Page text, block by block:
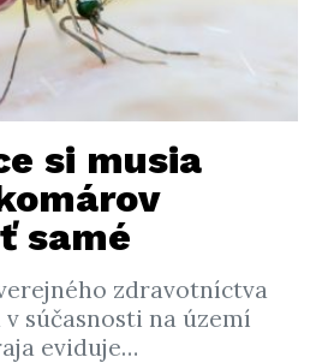
si musia
samé
zdravotníctva
v súčasnosti na území
eviduje…